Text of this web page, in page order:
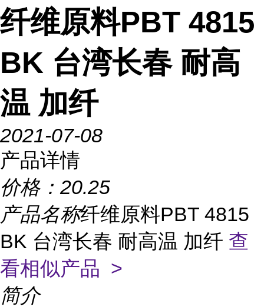
纤维原料PBT 4815
BK 台湾长春 耐高
温 加纤
2021-07-08
产品详情
价格： 20.25
产品名称纤维原料PBT 4815
BK 台湾长春 耐高温 加纤 查
看相似产品 >
简介